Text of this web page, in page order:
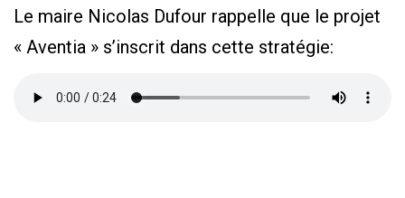
Le maire Nicolas Dufour rappelle que le projet
« Aventia » s’inscrit dans cette stratégie: